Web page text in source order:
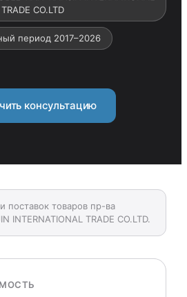
TRADE CO.LTD
период 2017–2026
консультацию
поставок товаров пр-ва
INTERNATIONAL TRADE CO.LTD.